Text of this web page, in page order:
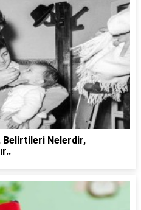
Belirtileri Nelerdir,